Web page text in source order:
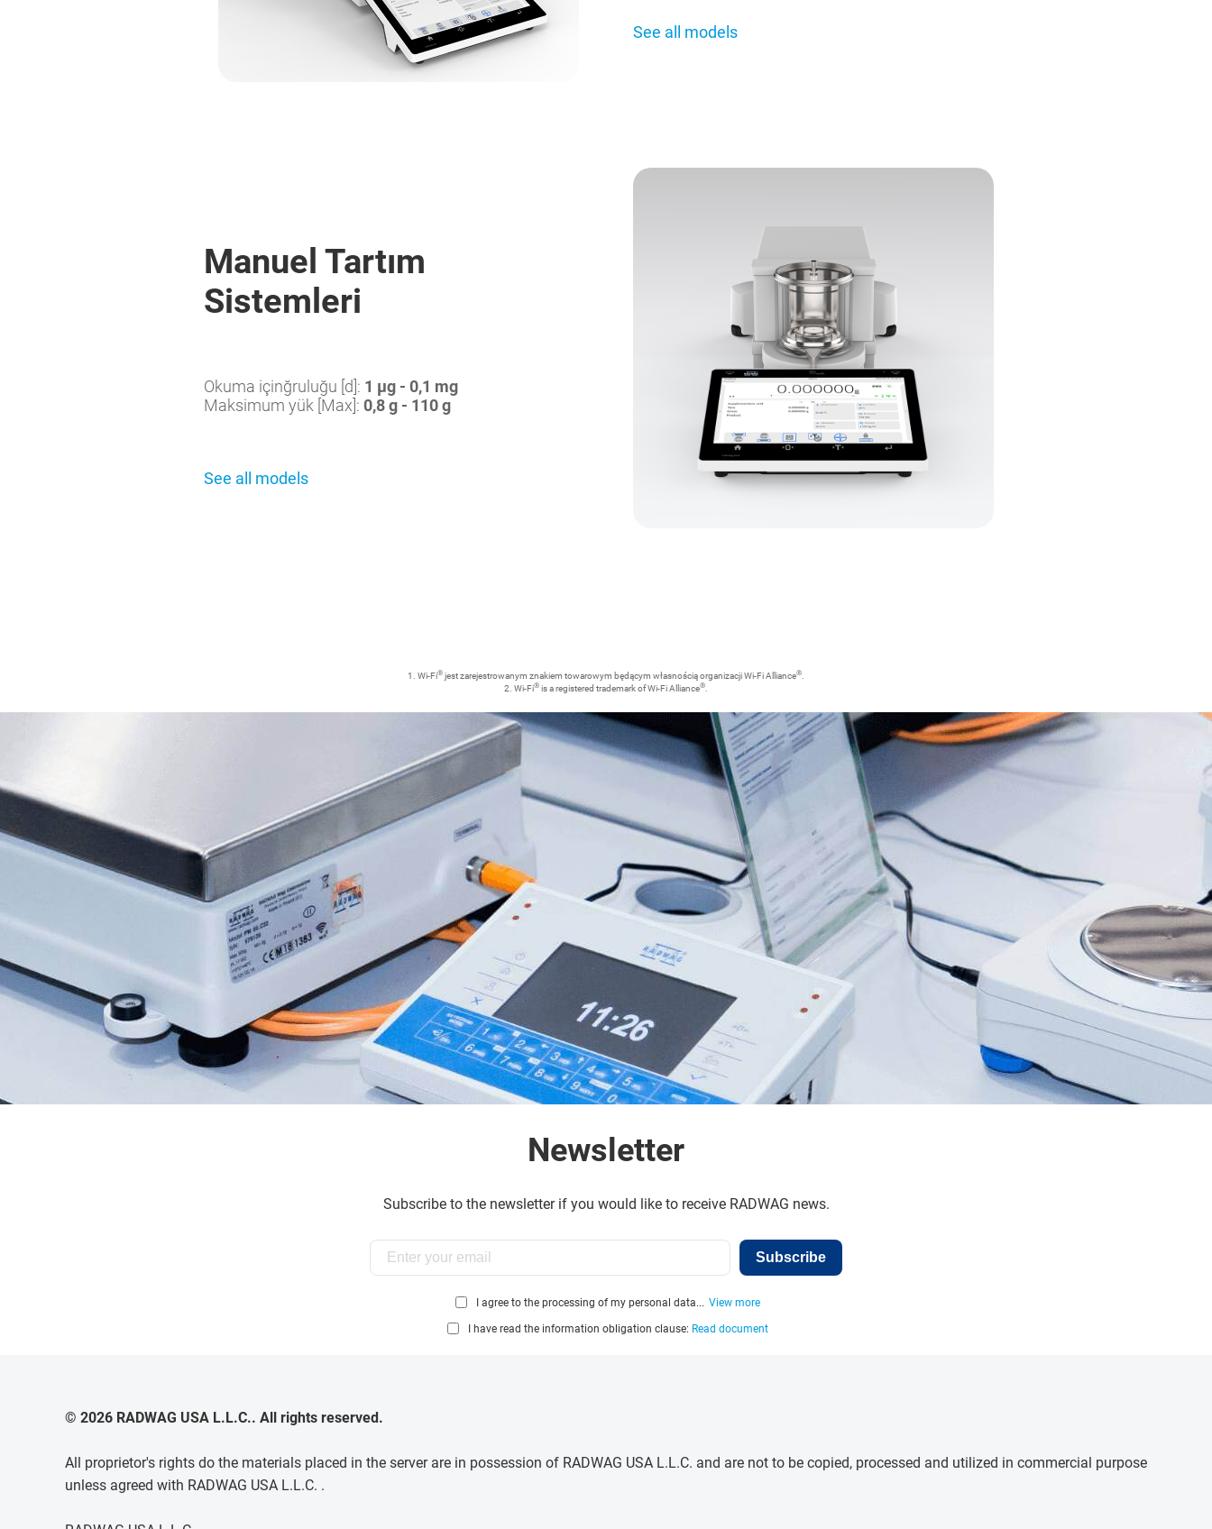
See all models
Manuel Tartım
Sistemleri
Okuma içinğruluğu [d]: 1 µg - 0,1 mg
Maksimum yük [Max]: 0,8 g - 110 g
See all models
1. Wi-Fi® jest zarejestrowanym znakiem towarowym będącym własnością organizacji Wi-Fi Alliance®.
2. Wi-Fi® is a registered trademark of Wi-Fi Alliance®.
Newsletter
Subscribe to the newsletter if you would like to receive RADWAG news.
Subscribe
I agree to the processing of my personal data... View more
I have read the information obligation clause: Read document
© 2026 RADWAG USA L.L.C.. All rights reserved.
All proprietor's rights do the materials placed in the server are in possession of RADWAG USA L.L.C. and are not to be copied, processed and utilized in commercial purpose
unless agreed with RADWAG USA L.L.C. .